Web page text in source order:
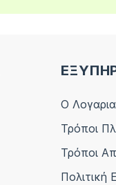
Ο
Τρόποι
Τρόποι
Πολιτική